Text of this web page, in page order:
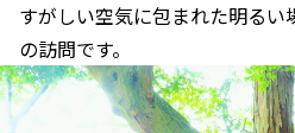
すがしい空気に包まれた明るい
の訪問です。